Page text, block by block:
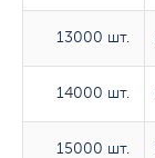
13000 шт.
14000 шт.
15000 шт.
13000 шт.
14000 шт.
15000 шт.